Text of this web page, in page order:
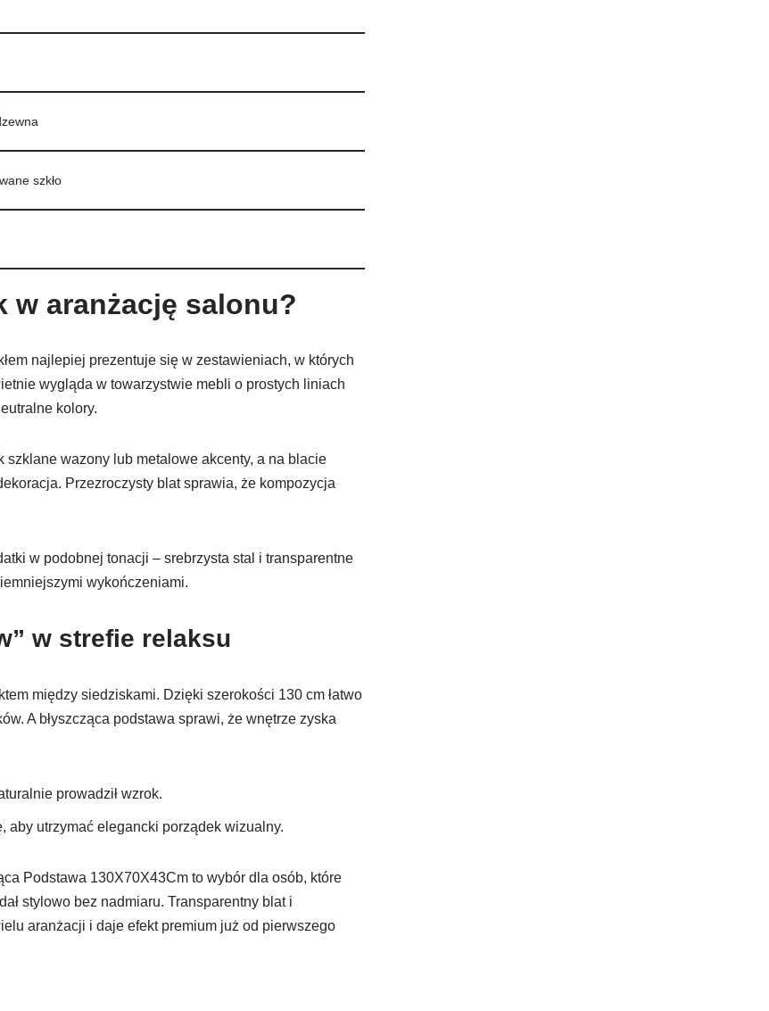
szkło
aranżację salonu?
najlepiej prezentuje się w zestawieniach, w których
wygląda w towarzystwie mebli o prostych liniach
kolory.
wazony lub metalowe akcenty, a na blacie
Przezroczysty blat sprawia, że kompozycja
w podobnej tonacji – srebrzysta stal i transparentne
wykończeniami.
w strefie relaksu
między siedziskami. Dzięki szerokości 130 cm łatwo
A błyszcząca podstawa sprawi, że wnętrze zyska
prowadził wzrok.
aby utrzymać elegancki porządek wizualny.
Podstawa 130X70X43Cm to wybór dla osób, które
stylowo bez nadmiaru. Transparentny blat i
aranżacji i daje efekt premium już od pierwszego